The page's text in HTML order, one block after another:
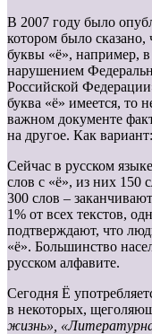
В 2007 году было
котором было сказано,
буквы «ё», например,
нарушением
Российской
буква «ё» имеется, то
важном документе
на другое. Как
Сейчас в русском
слов с «ё», из них 150
300 слов –
1% от всех текстов,
подтверждают, что
«ё». Большинство
русском алфавите.
Сегодня Ё
в некоторых,
жизнь»,